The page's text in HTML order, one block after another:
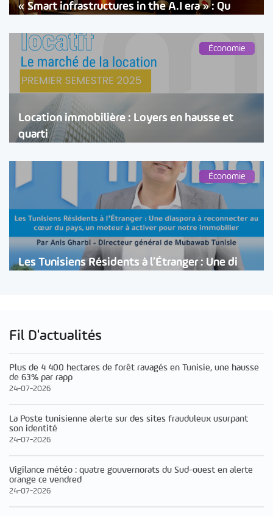
« Smart infrastructures in the A.I era » : Qu
Économie
Location immobilière : Loyers en hausse et
quarti
Économie
Les Tunisiens Résidents à l’Étranger : Une di
Fil D'actualités
Plus de 4 400 hectares de forêt ravagés en Tunisie, une hausse
de 63% par rapp
24-07-2026
La Poste tunisienne alerte sur des sites frauduleux usurpant
son identité
24-07-2026
Vigilance météo : quatre gouvernorats du Sud-ouest en alerte
orange ce vendred
24-07-2026